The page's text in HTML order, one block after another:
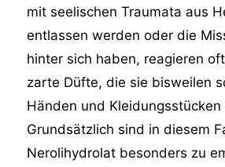
mit seelischen Traumata aus
entlassen werden oder die
hinter sich haben, reagieren
zarte Düfte, die sie bisweilen
Händen und
Grundsätzlich sind in diesem
Nerolihydrolat besonders zu